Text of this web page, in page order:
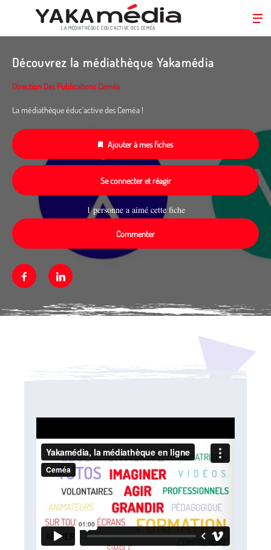
principal
LA MÉDIATHÈQUE ÉDUC’ACTIVE DES CEMÉA
Découvrez la médiathèque Yakamédia
Direction Des Publications Ceméa
La médiathèque éduc’active des Ceméa !
Ajouter à mes fiches
Se connecter et réagir
1 personne a aimé cette fiche
Commenter
FacebookLinkedin